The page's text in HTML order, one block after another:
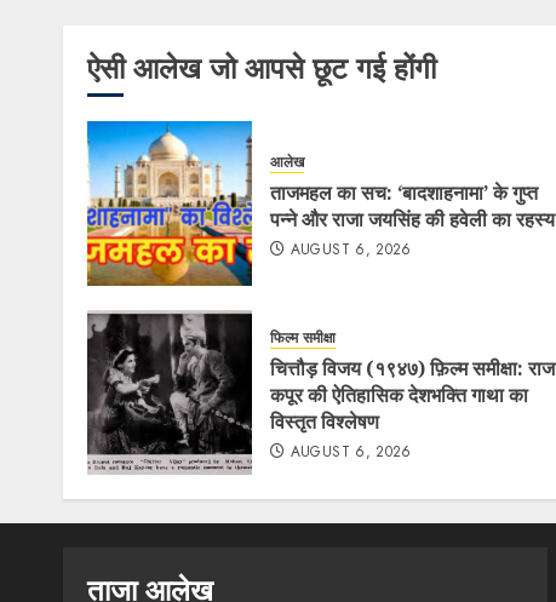
ऐसी आलेख जो आपसे छूट गई होंगी
आलेख
ताजमहल का सच: ‘बादशाहनामा’ के गुप्त
पन्ने और राजा जयसिंह की हवेली का रहस्य
AUGUST 6, 2026
फिल्म समीक्षा
चित्तौड़ विजय (१९४७) फ़िल्म समीक्षा: राज
कपूर की ऐतिहासिक देशभक्ति गाथा का
विस्तृत विश्लेषण
AUGUST 6, 2026
ताजा आलेख